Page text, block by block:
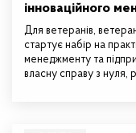
інноваційного
Для ветеранів,
стартує набір на
менеджменту та
власну справу з нуля,